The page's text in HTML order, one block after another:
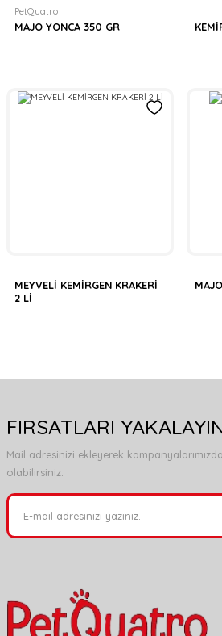
PetQuatro
MAJO YONCA 350 GR
MEYVELİ KEMİRGEN KRAKERİ
2 Lİ
FIRSATLARI
Mail adresinizi ekleyerek
olabilirsiniz.